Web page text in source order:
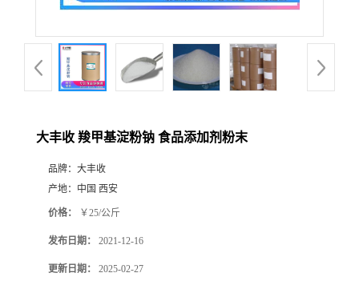
大丰收 羧甲基淀粉钠 食品添加剂粉末
品牌： 大丰收
产地： 中国 西安
价格： ￥25/公斤
发布日期： 2021-12-16
更新日期： 2025-02-27